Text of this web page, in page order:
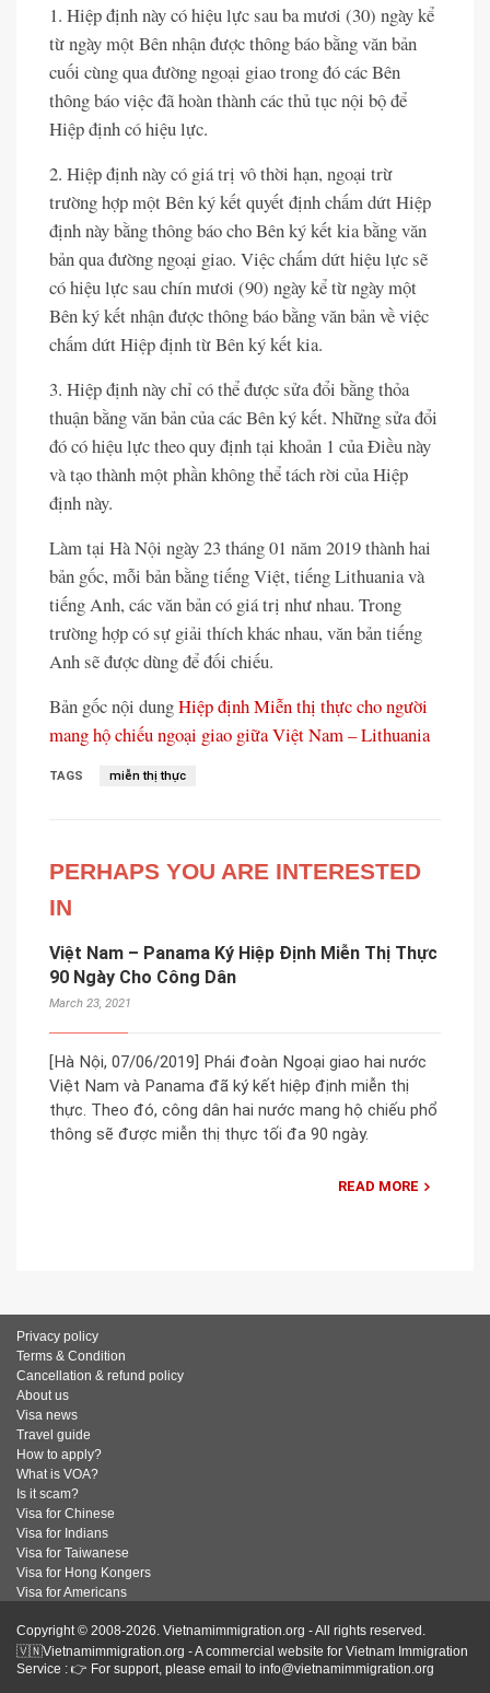
1. Hiệp định này có hiệu lực sau ba mươi (30) ngày kể
từ ngày một Bên nhận được thông báo bằng văn bản
cuối cùng qua đường ngoại giao trong đó các Bên
thông báo việc đã hoàn thành các thủ tục nội bộ để
Hiệp định có hiệu lực.
2. Hiệp định này có giá trị vô thời hạn, ngoại trừ
trường hợp một Bên ký kết quyết định chấm dứt Hiệp
định này bằng thông báo cho Bên ký kết kia bằng văn
bản qua đường ngoại giao. Việc chấm dứt hiệu lực sẽ
có hiệu lực sau chín mươi (90) ngày kể từ ngày một
Bên ký kết nhận được thông báo bằng văn bản về việc
chấm dứt Hiệp định từ Bên ký kết kia.
3. Hiệp định này chỉ có thể được sửa đổi bằng thỏa
thuận bằng văn bản của các Bên ký kết. Những sửa đổi
đó có hiệu lực theo quy định tại khoản 1 của Điều này
và tạo thành một phần không thể tách rời của Hiệp
định này.
Làm tại Hà Nội ngày 23 tháng 01 năm 2019 thành hai
bản gốc, mỗi bản bằng tiếng Việt, tiếng Lithuania và
tiếng Anh, các văn bản có giá trị như nhau. Trong
trường hợp có sự giải thích khác nhau, văn bản tiếng
Anh sẽ được dùng để đối chiếu.
Bản gốc nội dungHiệp định Miễn thị thực cho người
mang hộ chiếu ngoại giao giữa Việt Nam – Lithuania
TAGS miễn thị thực
PERHAPS YOU ARE INTERESTED
IN
Việt Nam – Panama Ký Hiệp Định Miễn Thị Thực
90 Ngày Cho Công Dân
March 23, 2021
[Hà Nội, 07/06/2019] Phái đoàn Ngoại giao hai nước
Việt Nam và Panama đã ký kết hiệp định miễn thị
thực. Theo đó, công dân hai nước mang hộ chiếu phổ
thông sẽ được miễn thị thực tối đa 90 ngày.
READ MORE
Privacy policy
Terms & Condition
Cancellation & refund policy
About us
Visa news
Travel guide
How to apply?
What is VOA?
Is it scam?
Visa for Chinese
Visa for Indians
Visa for Taiwanese
Visa for Hong Kongers
Visa for Americans
Copyright © 2008-2026. Vietnamimmigration.org - All rights reserved.
🇻🇳Vietnamimmigration.org - A commercial website for Vietnam Immigration
Service : 👉 For support, please email to info@vietnamimmigration.org